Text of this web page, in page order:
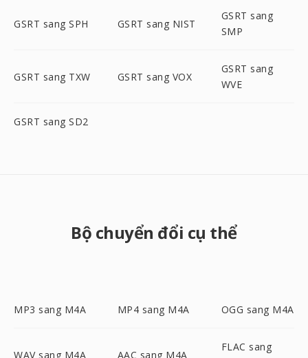
GSRT sang SPH GSRT sang NIST
GSRT sang
SMP
GSRT sang TXW GSRT sang VOX
GSRT sang
WVE
GSRT sang SD2
Bộ chuyển đổi cụ thể
MP3 sang M4A MP4 sang M4A OGG sang M4A
WAV sang M4A AAC sang M4A
FLAC sang